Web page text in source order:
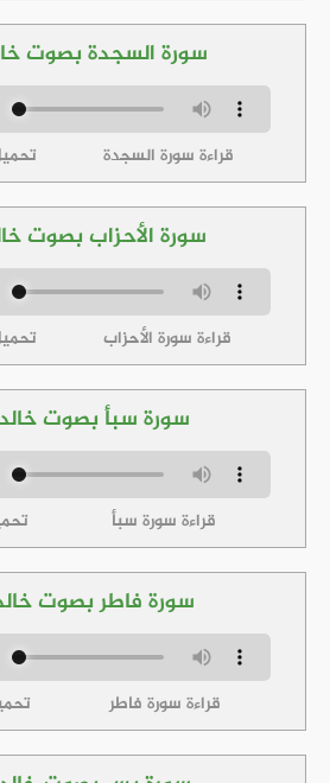
سورة السجدة بصوت
قراءة سورة السجدة
سورة الأحزاب بصوت
قراءة سورة الأحزاب
سورة سبأ بصوت خالد
قراءة سورة سبأ
سورة فاطر بصوت
قراءة سورة فاطر